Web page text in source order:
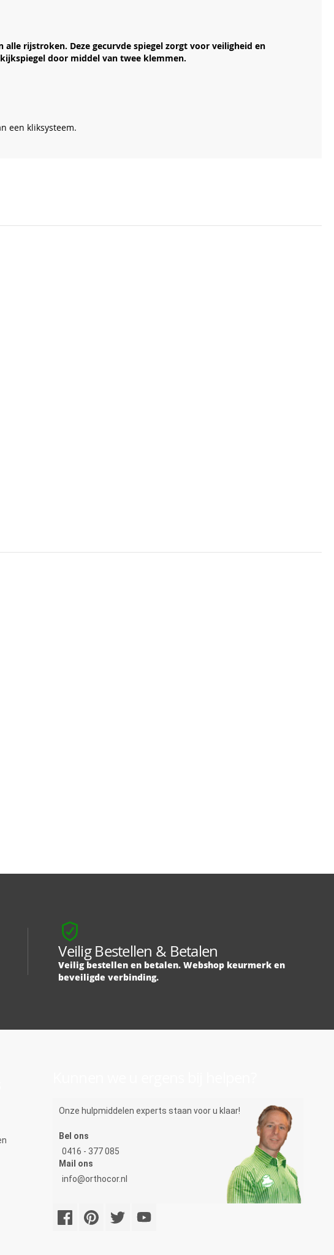
rijstroken. Deze gecurvde spiegel zorgt voor veiligheid en
door middel van twee klemmen.
een kliksysteem.
Veilig Bestellen & Betalen
Veilig bestellen en betalen. Webshop keurmerk en
beveiligde verbinding.
Onze hulpmiddelen experts staan voor u klaar!
Bel ons
0416 - 377 085
Mail ons
info@orthocor.nl